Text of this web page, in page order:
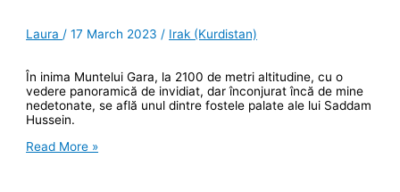
Laura/17 March 2023/ Irak (Kurdistan)
În inima Muntelui Gara, la 2100 de metri altitudine, cu o
vedere panoramică de invidiat, dar înconjurat încă de mine
nedetonate, se află unul dintre fostele palate ale lui Saddam
Hussein.
Cuibul
Read More »